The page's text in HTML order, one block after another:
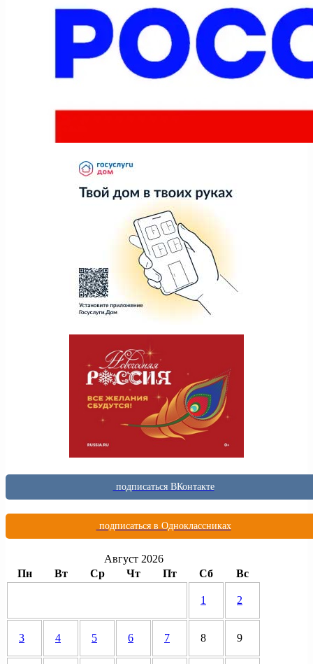
подписаться ВКонтакте
подписаться в Одноклассниках
Август 2026
Пн
Вт Ср Чт Пт Сб Вс
1 2
3 4 5 6 7 8 9